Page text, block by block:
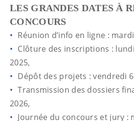
LES GRANDES DATES À
CONCOURS
Réunion d’info en ligne :
Clôture des inscriptions :
2025,
Dépôt des projets : vendredi
Transmission des dossiers
2026,
Journée du concours et jury :